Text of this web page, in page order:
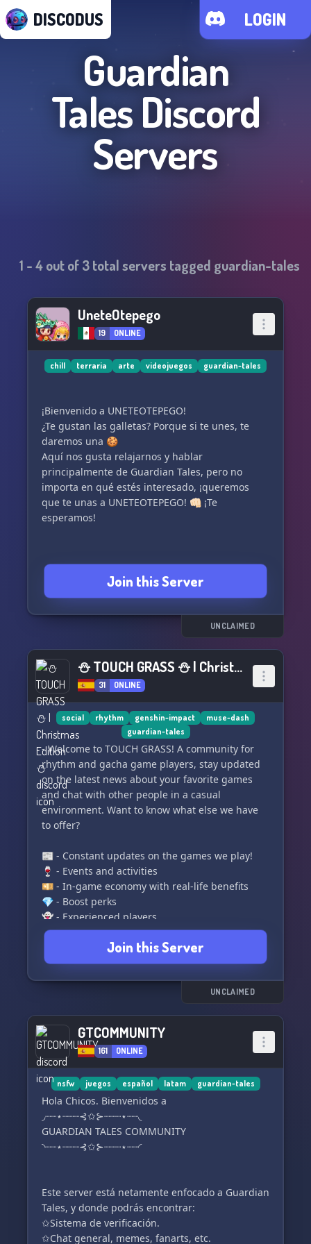
DISCODUS LOGIN
Guardian
TalesDiscord
Servers
1 -4out of3total servers tagged guardian-tales
UneteOtepego
19 ONLINE
chill terraria arte videojuegos guardian-tales
¡Bienvenido a UNETEOTEPEGO!
¿Te gustan las galletas? Porque si te unes, te
daremos una 🍪
Aquí nos gusta relajarnos y hablar
principalmente de Guardian Tales, pero no
importa en qué estés interesado, ¡queremos
que te unas a UNETEOTEPEGO! 👊🏻 ¡Te
esperamos!
Join this Server
UNCLAIMED
⛄ TOUCH GRASS ⛄ | Christmas Edition ⛄
31 ONLINE
social rhythm genshin-impact
muse-dash
guardian-tales
- Welcome to TOUCH GRASS! A community for
rhythm and gacha game players, stay updated
on the latest news about your favorite games
and chat with other people in a casual
environment. Want to know what else we have
to offer?
📰 - Constant updates on the games we play!
🍷 - Events and activities
💴 - In-game economy with real-life benefits
💎 - Boost perks
👻 - Experienced players
🫂 - Large and welcoming community, we're like
Make your life more exciting by playing
rhythm/gacha games and joining our
us a chance ☕
Join this Server
UNCLAIMED
GTCOMMUNITY
161 ONLINE
nsfw juegos español latam guardian-tales
Hola Chicos. Bienvenidos a
◞┈┈⋆┈┈┈⊰✩⊱┈┈┈⋆┈┈◟
GUARDIAN TALES COMMUNITY
◝┈┈⋆┈┈┈⊰✩⊱┈┈┈⋆┈┈◜
Este server está netamente enfocado a Guardian
Tales, y donde podrás encontrar:
✩Sistema de verificación.
✩Chat general, memes, fanarts, etc.